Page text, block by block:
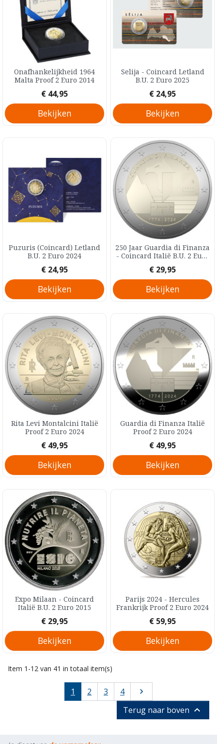
Onafhankelijkheid 1964
Malta Proof 2 Euro 2014
Prijs
€ 44,95
Bekijken
Selija - Coincard Letland
B.U. 2 Euro 2025
Prijs
€ 24,95
Bekijken
Puzuris (Coincard) Letland
B.U. 2 Euro 2024
Prijs
€ 24,95
Bekijken
250 Jaar Guardia di Finanza
- Coincard Italië B.U. 2 Euro
Prijs
€ 29,95
Bekijken
Rita Levi Montalcini Italië
Proof 2 Euro 2024
Prijs
€ 49,95
Bekijken
Guardia di Finanza Italië
Proof 2 Euro 2024
Prijs
€ 49,95
Bekijken
Expo Milaan - Coincard
Italië B.U. 2 Euro 2015
Prijs
€ 29,95
Bekijken
Parijs 2024 - Hercules
Frankrijk Proof 2 Euro 2024
Prijs
€ 59,95
Bekijken
Item 1-12 van 41 in totaal item(s)
1 2 3 4 Volgende

Terug naar boven 